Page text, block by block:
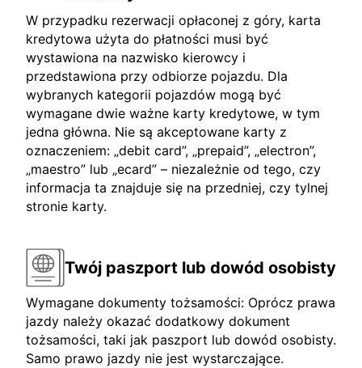
W przypadku rezerwacji opłaconej z góry, karta
kredytowa użyta do płatności musi być
wystawiona na nazwisko kierowcy i
przedstawiona przy odbiorze pojazdu. Dla
wybranych kategorii pojazdów mogą być
wymagane dwie ważne karty kredytowe, w tym
jedna główna. Nie są akceptowane karty z
oznaczeniem: „debit card”, „prepaid”, „electron”,
„maestro” lub „ecard” – niezależnie od tego, czy
informacja ta znajduje się na przedniej, czy tylnej
stronie karty.
Twój paszport lub dowód osobisty
Wymagane dokumenty tożsamości: Oprócz prawa
jazdy należy okazać dodatkowy dokument
tożsamości, taki jak paszport lub dowód osobisty.
Samo prawo jazdy nie jest wystarczające.